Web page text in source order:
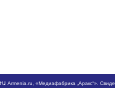
Armenia.ru , «Медиафабрика „Аракс“».